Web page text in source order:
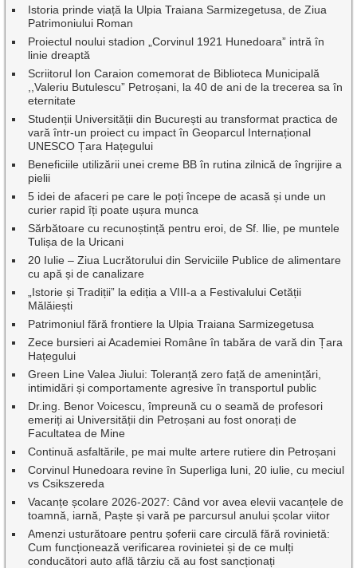
Istoria prinde viață la Ulpia Traiana Sarmizegetusa, de Ziua
Patrimoniului Roman
Proiectul noului stadion „Corvinul 1921 Hunedoara” intră în
linie dreaptă
Scriitorul Ion Caraion comemorat de Biblioteca Municipală
,,Valeriu Butulescu” Petroșani, la 40 de ani de la trecerea sa în
eternitate
Studenții Universității din București au transformat practica de
vară într-un proiect cu impact în Geoparcul Internațional
UNESCO Țara Hațegului
Beneficiile utilizării unei creme BB în rutina zilnică de îngrijire a
pielii
5 idei de afaceri pe care le poți începe de acasă și unde un
curier rapid îți poate ușura munca
Sărbătoare cu recunoștință pentru eroi, de Sf. Ilie, pe muntele
Tulișa de la Uricani
20 Iulie – Ziua Lucrătorului din Serviciile Publice de alimentare
cu apă și de canalizare
„Istorie și Tradiții” la ediția a VIII-a a Festivalului Cetății
Mălăiești
Patrimoniul fără frontiere la Ulpia Traiana Sarmizegetusa
Zece bursieri ai Academiei Române în tabăra de vară din Țara
Hațegului
Green Line Valea Jiului: Toleranță zero față de amenințări,
intimidări și comportamente agresive în transportul public
Dr.ing. Benor Voicescu, împreună cu o seamă de profesori
emeriți ai Universității din Petroșani au fost onorați de
Facultatea de Mine
Continuă asfaltările, pe mai multe artere rutiere din Petroșani
Corvinul Hunedoara revine în Superliga luni, 20 iulie, cu meciul
vs Csikszereda
Vacanțe școlare 2026-2027: Când vor avea elevii vacanțele de
toamnă, iarnă, Paște și vară pe parcursul anului școlar viitor
Amenzi usturătoare pentru șoferii care circulă fără rovinietă:
Cum funcționează verificarea rovinietei și de ce mulți
conducători auto află târziu că au fost sancționați